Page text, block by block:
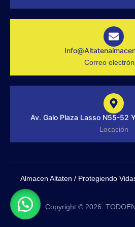
r
a
-
1
-
i
g
Correo
Av. Galo Plaza Lasso N55-52
Locación
Almacen Altaten / Protegiendo
Copyright © 2026.